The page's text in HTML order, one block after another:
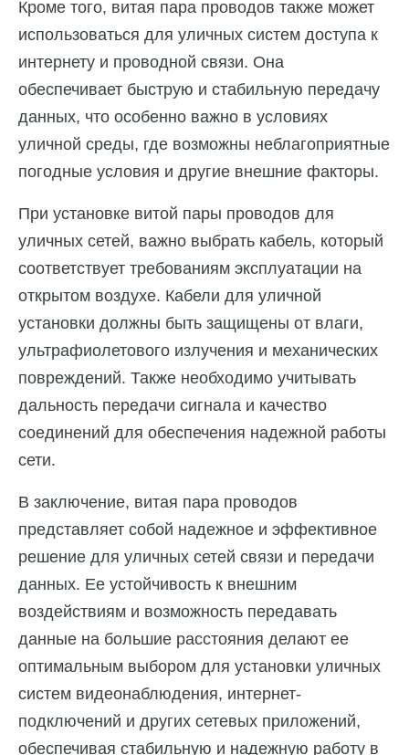
Кроме того, витая пара проводов также может
использоваться для уличных систем доступа к
интернету и проводной связи. Она
обеспечивает быструю и стабильную передачу
данных, что особенно важно в условиях
уличной среды, где возможны неблагоприятные
погодные условия и другие внешние факторы.
При установке витой пары проводов для
уличных сетей, важно выбрать кабель, который
соответствует требованиям эксплуатации на
открытом воздухе. Кабели для уличной
установки должны быть защищены от влаги,
ультрафиолетового излучения и механических
повреждений. Также необходимо учитывать
дальность передачи сигнала и качество
соединений для обеспечения надежной работы
сети.
В заключение, витая пара проводов
представляет собой надежное и эффективное
решение для уличных сетей связи и передачи
данных. Ее устойчивость к внешним
воздействиям и возможность передавать
данные на большие расстояния делают ее
оптимальным выбором для установки уличных
систем видеонаблюдения, интернет-
подключений и других сетевых приложений,
обеспечивая стабильную и надежную работу в